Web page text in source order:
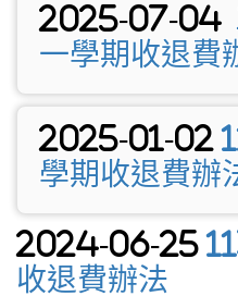
2025-07-04
一學期收退費
2025-01-02
學期收退費辦
2024-06-25
收退費辦法